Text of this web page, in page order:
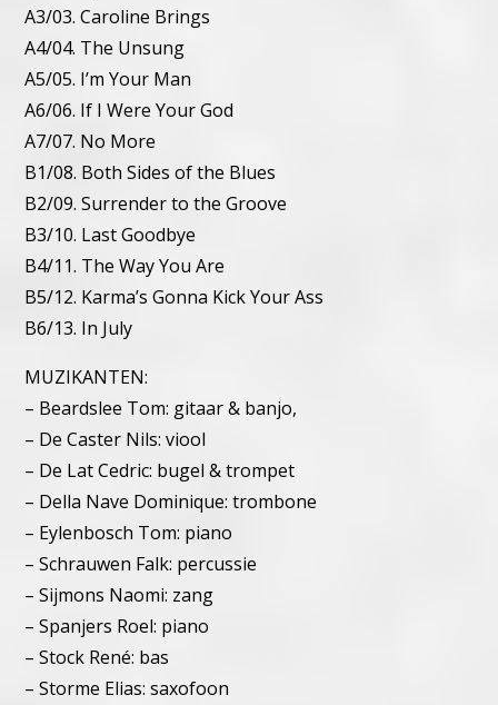
A3/03. Caroline Brings
A4/04. The Unsung
A5/05. I’m Your Man
A6/06. If I Were Your God
A7/07. No More
B1/08. Both Sides of the Blues
B2/09. Surrender to the Groove
B3/10. Last Goodbye
B4/11. The Way You Are
B5/12. Karma’s Gonna Kick Your Ass
B6/13. In July
MUZIKANTEN:
– Beardslee Tom: gitaar & banjo,
– De Caster Nils: viool
– De Lat Cedric: bugel & trompet
– Della Nave Dominique: trombone
– Eylenbosch Tom: piano
– Schrauwen Falk: percussie
– Sijmons Naomi: zang
– Spanjers Roel: piano
– Stock René: bas
– Storme Elias: saxofoon